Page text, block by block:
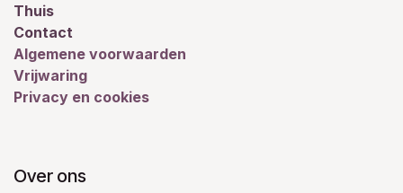
Thuis
Contact
Algemene voorwaarden
Vrijwaring
Privacy en cookies
Over ons